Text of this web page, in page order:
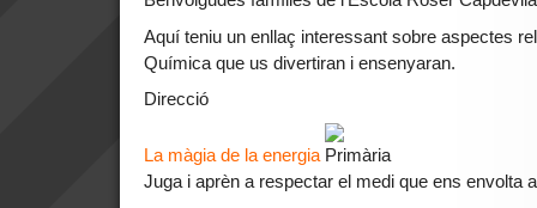
Aquí teniu un enllaç interessant sobre aspectes
Química que us divertiran i ensenyaran.
Direcció
La màgia de la energia
Juga i aprèn a respectar el medi que ens envolta